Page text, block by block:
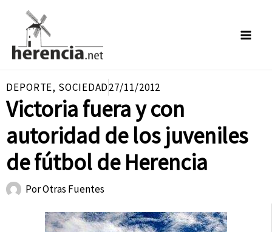
contenido
DEPORTE, SOCIEDAD27/11/2012
Victoria fuera y con
autoridad de los juveniles
de fútbol de Herencia
PorOtras Fuentes